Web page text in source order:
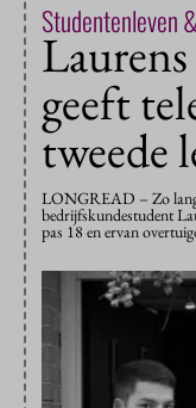
Studentenleven
geeft
tweede
LONGREAD – Zo
bedrijfskundestudent
pas 18 en ervan